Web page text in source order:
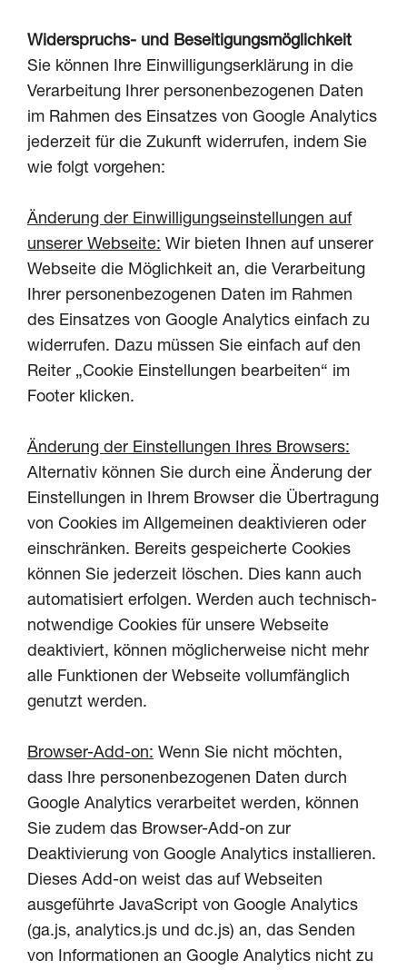
Widerspruchs- und Beseitigungsmöglichkeit
Sie können Ihre Einwilligungserklärung in die
Verarbeitung Ihrer personenbezogenen Daten
im Rahmen des Einsatzes von Google Analytics
jederzeit für die Zukunft widerrufen, indem Sie
wie folgt vorgehen:
Änderung der Einwilligungseinstellungen auf
unserer Webseite: Wir bieten Ihnen auf unserer
Webseite die Möglichkeit an, die Verarbeitung
Ihrer personenbezogenen Daten im Rahmen
des Einsatzes von Google Analytics einfach zu
widerrufen. Dazu müssen Sie einfach auf den
Reiter „Cookie Einstellungen bearbeiten“ im
Footer klicken.
Änderung der Einstellungen Ihres Browsers:
Alternativ können Sie durch eine Änderung der
Einstellungen in Ihrem Browser die Übertragung
von Cookies im Allgemeinen deaktivieren oder
einschränken. Bereits gespeicherte Cookies
können Sie jederzeit löschen. Dies kann auch
automatisiert erfolgen. Werden auch technisch-
notwendige Cookies für unsere Webseite
deaktiviert, können möglicherweise nicht mehr
alle Funktionen der Webseite vollumfänglich
genutzt werden.
Browser-Add-on: Wenn Sie nicht möchten,
dass Ihre personenbezogenen Daten durch
Google Analytics verarbeitet werden, können
Sie zudem das Browser-Add-on zur
Deaktivierung von Google Analytics installieren.
Dieses Add-on weist das auf Webseiten
ausgeführte JavaScript von Google Analytics
(ga.js, analytics.js und dc.js) an, das Senden
von Informationen an Google Analytics nicht zu